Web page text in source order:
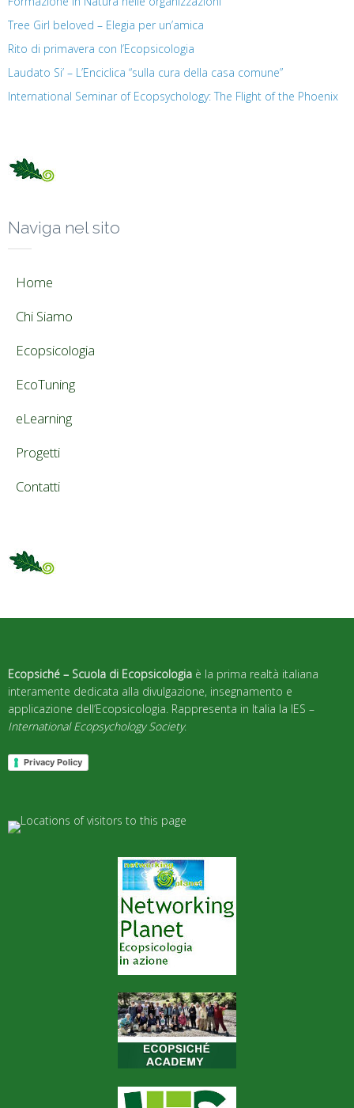
Tree Girl beloved – Elegia per un’amica
Rito di primavera con l’Ecopsicologia
Laudato Si’ – L’Enciclica “sulla cura della casa comune”
International Seminar of Ecopsychology: The Flight of the Phoenix
Naviga nel sito
Home
Chi Siamo
Ecopsicologia
EcoTuning
eLearning
Progetti
Contatti
Ecopsiché – Scuola di Ecopsicologia è la prima realtà italiana
interamente dedicata alla divulgazione, insegnamento e
applicazione dell’Ecopsicologia. Rappresenta in Italia la IES –
International Ecopsychology Society.
Privacy Policy